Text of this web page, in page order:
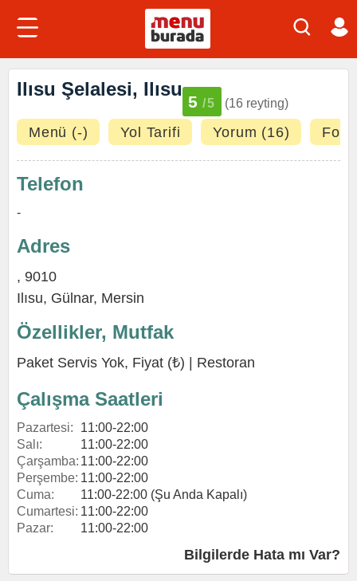
Ilısu Şelalesi, Ilısu
5 /5 (16 reyting)
Menü (-) Yol Tarifi Yorum (16)
Telefon
-
Adres
, 9010
Ilısu, Gülnar, Mersin
Özellikler, Mutfak
Paket Servis Yok, Fiyat (₺) | Restoran
Çalışma Saatleri
Pazartesi:
11:00-22:00
Salı:
11:00-22:00
Çarşamba: 11:00-22:00
Perşembe: 11:00-22:00
Cuma:
11:00-22:00 (Şu Anda Kapalı)
Cumartesi: 11:00-22:00
Pazar:
11:00-22:00
Bilgilerde Hata mı Var?